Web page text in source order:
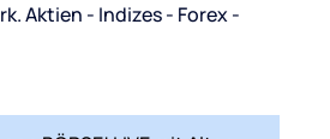
Aktien - Indizes - Forex -